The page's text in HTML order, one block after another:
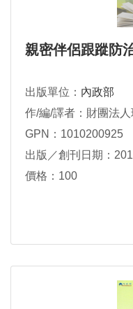
親密伴侶跟蹤防
出版單位： 內政部
作/編/譯者：財團法
GPN：1010200925
出版／創刊日期：
價格：100